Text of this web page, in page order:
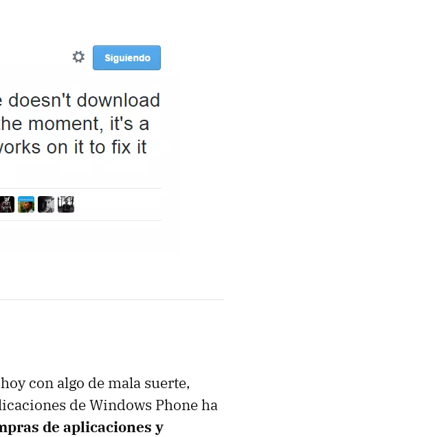
con algo de mala suerte,
de Windows Phone ha
de aplicaciones y